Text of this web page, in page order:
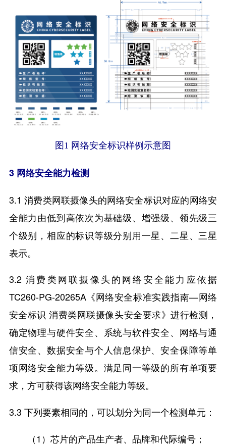
图1 网络安全标识样例示意图
3 网络安全能力检测
3.1 消费类网联摄像头的网络安全标识对应的网络安
全能力由低到高依次为基础级、增强级、领先级三
个级别，相应的标识等级分别用一星、二星、三星
表示。
3.2 消费类网联摄像头的网络安全能力应依据
TC260-PG-20265A《网络安全标准实践指南—网络
安全标识 消费类网联摄像头安全要求》进行检测，
确定物理与硬件安全、系统与软件安全、网络与通
信安全、数据安全与个人信息保护、安全保障等单
项网络安全能力等级。满足同一等级的所有单项要
求，方可获得该网络安全能力等级。
3.3 下列要素相同的，可以划分为同一个检测单元：
（1）芯片的产品生产者、品牌和代际编号；